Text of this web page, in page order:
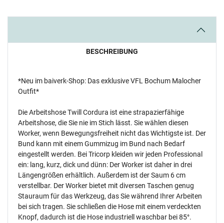
BESCHREIBUNG
*Neu im baiverk-Shop: Das exklusive VFL Bochum Malocher
Outfit*
Die Arbeitshose Twill Cordura ist eine strapazierfähige
Arbeitshose, die Sie nie im Stich lässt. Sie wählen diesen
Worker, wenn Bewegungsfreiheit nicht das Wichtigste ist. Der
Bund kann mit einem Gummizug im Bund nach Bedarf
eingestellt werden. Bei Tricorp kleiden wir jeden Professional
ein: lang, kurz, dick und dünn: Der Worker ist daher in drei
Längengrößen erhältlich. Außerdem ist der Saum 6 cm
verstellbar. Der Worker bietet mit diversen Taschen genug
Stauraum für das Werkzeug, das Sie während Ihrer Arbeiten
bei sich tragen. Sie schließen die Hose mit einem verdeckten
Knopf, dadurch ist die Hose industriell waschbar bei 85°.